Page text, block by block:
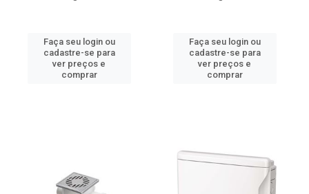
Faça seu login ou
cadastre-se para
ver preços e
comprar
Faça seu login ou
cadastre-se para
ver preços e
comprar